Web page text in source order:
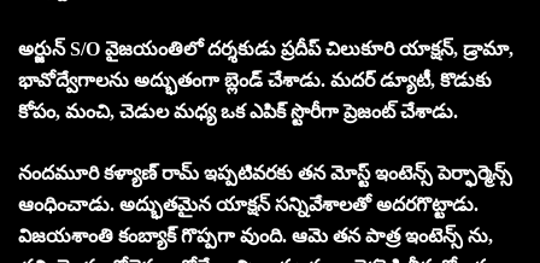
అర్జున్ S/O వైజయంతిలో దర్శకుడు ప్రదీప్ చిలుకూరి యాక్షన్, డ్రామా,
భావోద్వేగాలను అద్భుతంగా బ్లెండ్ చేశాడు. మదర్ డ్యూటీ, కొడుకు
కోపం, మంచి, చెడుల మధ్య ఒక ఎపిక్ స్టొరీగా ప్రెజంట్ చేశాడు.
నందమూరి కళ్యాణ్ రామ్ ఇప్పటివరకు తన మోస్ట్ ఇంటెన్స్ పెర్ఫార్మెన్స్
ఆంధించాడు. అద్భుతమైన యాక్షన్ సన్నివేశాలతో అదరగొట్టాడు.
విజయశాంతి కంబ్యాక్ గొప్పగా వుంది. ఆమె తన పాత్ర ఇంటెన్స్ ను,